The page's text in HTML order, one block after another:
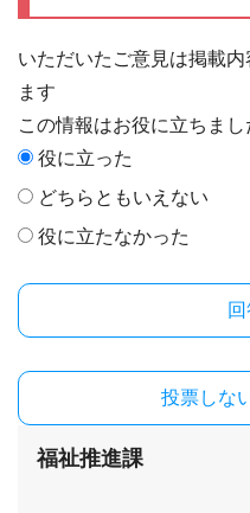
いただいたご意見は掲載
ます
この情報はお役に立ちまし
役に立った
どちらともいえない
役に立たなかった
投票しな
福祉推進課